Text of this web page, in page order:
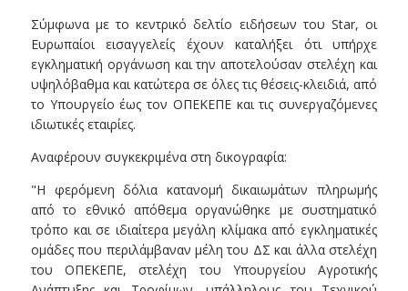
Σύμφωνα με το κεντρικό δελτίο ειδήσεων του Star, οι
Ευρωπαίοι εισαγγελείς έχουν καταλήξει ότι υπήρχε
εγκληματική οργάνωση και την αποτελούσαν στελέχη και
υψηλόβαθμα και κατώτερα σε όλες τις θέσεις-κλειδιά, από
το Υπουργείο έως τον ΟΠΕΚΕΠΕ και τις συνεργαζόμενες
ιδιωτικές εταιρίες.
Αναφέρουν συγκεκριμένα στη δικογραφία:
"Η φερόμενη δόλια κατανομή δικαιωμάτων πληρωμής
από το εθνικό απόθεμα οργανώθηκε με συστηματικό
τρόπο και σε ιδιαίτερα μεγάλη κλίμακα από εγκληματικές
ομάδες που περιλάμβαναν μέλη του ΔΣ και άλλα στελέχη
του ΟΠΕΚΕΠΕ, στελέχη του Υπουργείου Αγροτικής